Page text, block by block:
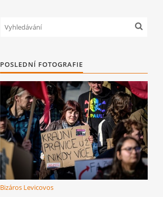
POSLEDNÍ FOTOGRAFIE
Bizáros Levicovos